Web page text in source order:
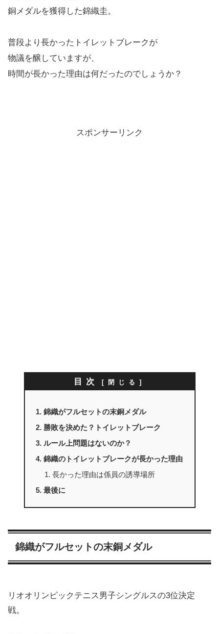
銅メダルを獲得した錦織圭。
普段より長かったトイレットブレークが
物議を醸していますが、
時間が長かった理由は何だったのでしょうか？
スポンサーリンク
目次
錦織がフルセットの末銅メダル
勝敗を決めた？トイレットブレーク
ルール上問題はないのか？
錦織のトイレットブレークが長かった理由
長かった理由は係員の誘導場所
最後に
錦織がフルセットの末銅メダル
リオオリンピックテニス男子シングルスの3位決定
戦。